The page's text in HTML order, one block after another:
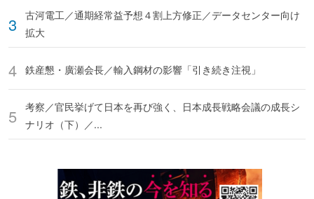
古河電工／通期経常益予想４割上方修正／データセンター向け
拡大
鉄産懇・廣瀬会長／輸入鋼材の影響「引き続き注視」
考察／官民挙げて日本を再び強く、日本成長戦略会議の成長シ
ナリオ（下）／...